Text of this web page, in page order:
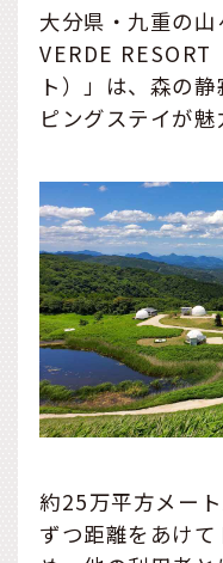
大分県・九重の
VERDE RESORT
ト）」は、森の
ピングステイが魅
約25万平方メー
ずつ距離をあけ